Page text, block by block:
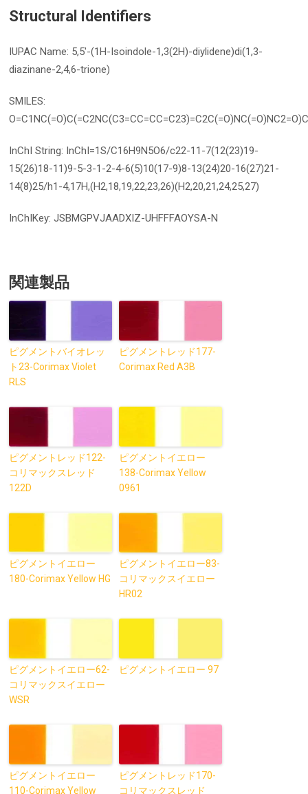
Structural Identifiers
IUPAC Name: 5,5'-(1H-Isoindole-1,3(2H)-diylidene)di(1,3-
diazinane-2,4,6-trione)
SMILES:
InChI String: InChI=1S/C16H9N5O6/c22-11-7(12(23)19-
15(26)18-11)9-5-3-1-2-4-6(5)10(17-9)8-13(24)20-16(27)21-
14(8)25/h1-4,17H,(H2,18,19,22,23,26)(H2,20,21,24,25,27)
InChIKey: JSBMGPVJAADXIZ-UHFFFAOYSA-N
関連製品
ピグメントバイオレッ
ト23-Corimax Violet
RLS
ピグメントレッド177-
Corimax Red A3B
ピグメントレッド122-
コリマックスレッド
122D
ピグメントイエロー
138-Corimax Yellow
0961
ピグメントイエロー
180-Corimax Yellow HG
ピグメントイエロー83-
コリマックスイエロー
HR02
ピグメントイエロー62-
コリマックスイエロー
WSR
ピグメントイエロー 97
ピグメントイエロー
110-Corimax Yellow
ピグメントレッド170-
コリマックスレッド